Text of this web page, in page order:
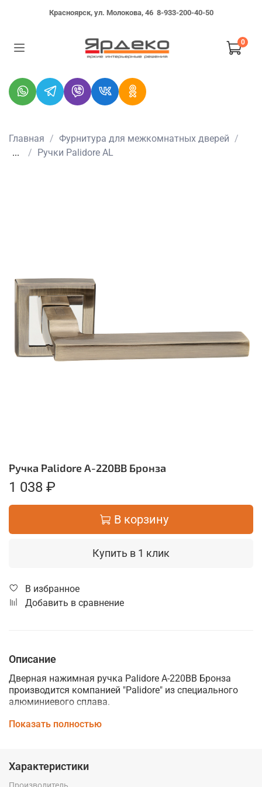
Красноярск, ул. Молокова, 46 8-933-200-40-50
0
Главная
Фурнитура для межкомнатных дверей
...
Ручки Palidore AL
Ручка Palidore А-220ВВ Бронза
1 038 ₽
В корзину
Купить в 1 клик
В избранное
Добавить в сравнение
Описание
Дверная нажимная ручка Palidore А-220ВВ Бронза
производится компанией "Palidore" из специального
алюминиевого сплава.
Дверные ручки Palidore изготавливаются по
и идеально подойдут к интерьеру любого помещения,
подчеркнув его элегантность и стиль.
Показать полностью
Характеристики